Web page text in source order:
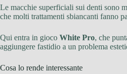
Le macchie superficiali sui denti sono
che molti trattamenti sbiancanti fanno
Qui entra in gioco White Pro, che
aggiungere fastidio a un problema
Cosa lo rende interessante